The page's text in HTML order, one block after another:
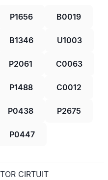
P1656 B0019
B1346 U1003
P2061 C0063
P1488 C0012
P0438 P2675
P0447
CIRTUIT